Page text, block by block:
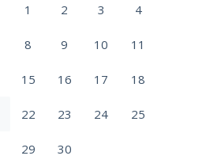
1 2 3 4
8 9 10 11
15 16 17 18
22 23 24 25
29 30